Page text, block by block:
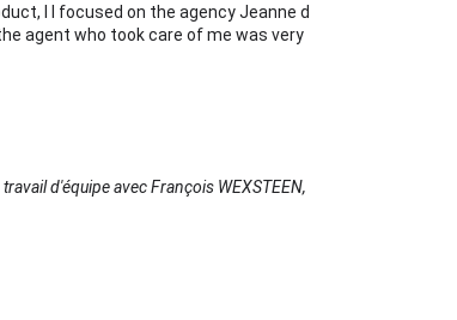
I I focused on the agency Jeanne d
agent who took care of me was very
d'équipe avec François WEXSTEEN,